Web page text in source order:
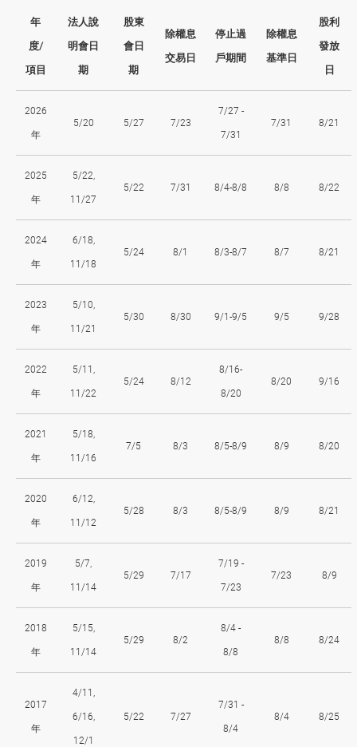
年
度/
項目
法人說
明會日
期
股東
會日
期
除權息
交易日
停止過
戶期間
除權息
基準日
股利
發放
日
2026
年
5/20 5/27 7/23
7/27 -
7/31
7/31 8/21
2025
年
5/22,
11/27
5/22 7/31 8/4-8/8 8/8 8/22
2024
年
6/18,
11/18
5/24 8/1 8/3-8/7 8/7 8/21
2023
年
5/10,
11/21
5/30 8/30 9/1-9/5 9/5 9/28
2022
年
5/11,
11/22
5/24 8/12
8/16-
8/20
8/20 9/16
2021
年
5/18,
11/16
7/5 8/3 8/5-8/9 8/9 8/20
2020
年
6/12,
11/12
5/28 8/3 8/5-8/9 8/9 8/21
2019
年
5/7,
11/14
5/29 7/17
7/19 -
7/23
7/23 8/9
2018
年
5/15,
11/14
5/29 8/2
8/4 -
8/8
8/8 8/24
2017
年
4/11,
6/16,
12/1
5/22 7/27
7/31 -
8/4
8/4 8/25